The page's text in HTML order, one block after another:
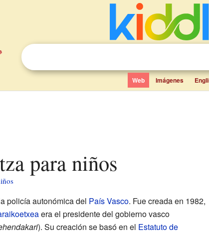
Web Imágenes
para niños
policía autonómica del País Vasco. Fue creada en 1982,
era el presidente del gobierno vasco
). Su creación se basó en el Estatuto de